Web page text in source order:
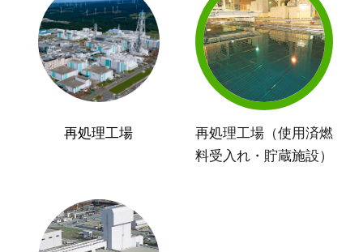
再処理工場
再処理工場（使用済燃
料受入れ・貯蔵施設）